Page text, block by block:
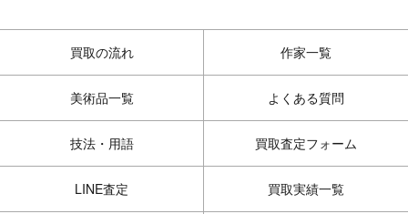
買取の流れ 作家一覧
美術品一覧 よくある質問
技法・用語 買取査定フォーム
LINE査定 買取実績一覧